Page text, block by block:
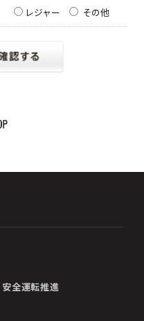
レジャー その他
安全運転推進